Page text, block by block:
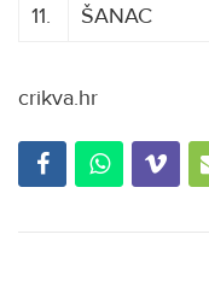
11. ŠANAC
crikva.hr